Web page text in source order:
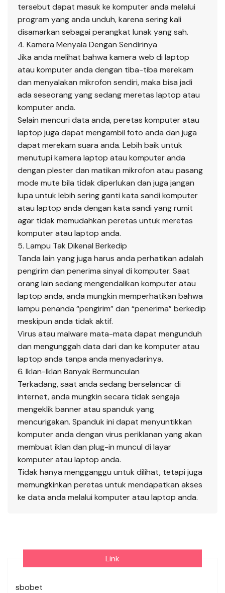
tersebut dapat masuk ke komputer anda melalui
program yang anda unduh, karena sering kali
disamarkan sebagai perangkat lunak yang sah.
4. Kamera Menyala Dengan Sendirinya
Jika anda melihat bahwa kamera web di laptop
atau komputer anda dengan tiba-tiba merekam
dan menyalakan mikrofon sendiri, maka bisa jadi
ada seseorang yang sedang meretas laptop atau
komputer anda.
Selain mencuri data anda, peretas komputer atau
laptop juga dapat mengambil foto anda dan juga
dapat merekam suara anda. Lebih baik untuk
menutupi kamera laptop atau komputer anda
dengan plester dan matikan mikrofon atau pasang
mode mute bila tidak diperlukan dan juga jangan
lupa untuk lebih sering ganti kata sandi komputer
atau laptop anda dengan kata sandi yang rumit
agar tidak memudahkan peretas untuk meretas
komputer atau laptop anda.
5. Lampu Tak Dikenal Berkedip
Tanda lain yang juga harus anda perhatikan adalah
pengirim dan penerima sinyal di komputer. Saat
orang lain sedang mengendalikan komputer atau
laptop anda, anda mungkin memperhatikan bahwa
lampu penanda “pengirim” dan “penerima” berkedip
meskipun anda tidak aktif.
Virus atau malware mata-mata dapat mengunduh
dan mengunggah data dari dan ke komputer atau
laptop anda tanpa anda menyadarinya.
6. Iklan-Iklan Banyak Bermunculan
Terkadang, saat anda sedang berselancar di
internet, anda mungkin secara tidak sengaja
mengeklik banner atau spanduk yang
mencurigakan. Spanduk ini dapat menyuntikkan
komputer anda dengan virus periklanan yang akan
membuat iklan dan plug-in muncul di layar
komputer atau laptop anda.
Tidak hanya mengganggu untuk dilihat, tetapi juga
memungkinkan peretas untuk mendapatkan akses
ke data anda melalui komputer atau laptop anda.
Link
sbobet